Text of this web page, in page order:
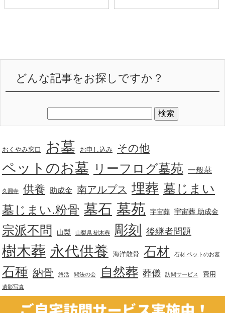
どんな記事をお探しですか？
おくやみ窓口 お墓 お申し込み その他
ペットのお墓 リーフログ墓苑 一般墓
久圓寺 供養 助成金 南アルプス 埋葬 墓じまい
墓じまい.粉骨 墓石 墓苑 宇宙葬 宇宙葬 助成金
宗派不問 山梨 山梨県 樹木葬 彫刻 後継者問題
樹木葬 永代供養 海洋散骨 石材 石材 ペットのお墓
石種 納骨 終活 聞法の会 自然葬 葬儀 訪問サービス 費用
遺影写真